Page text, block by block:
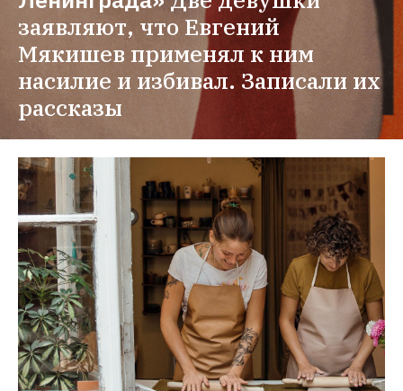
заявляют, что Евгений
Мякишев применял к ним
насилие и избивал. Записали их
рассказы